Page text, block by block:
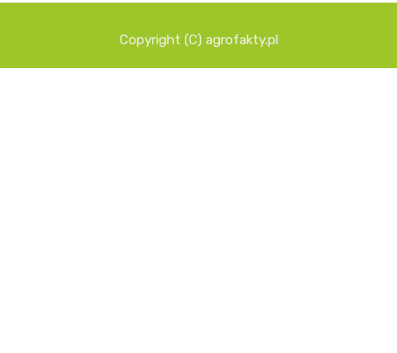
Copyright (C) agrofakty.pl